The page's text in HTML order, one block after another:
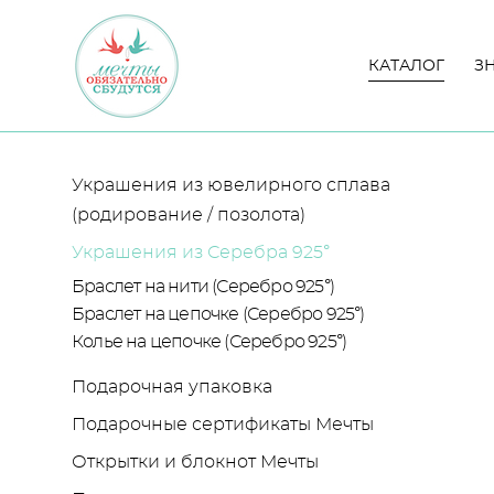
КАТАЛОГ
КАТАЛОГ
Украшения из ювелирного сплава
(родирование / позолота)
Украшения из Серебра 925°
Браслет на нити (Серебро 925°)
Браслет на цепочке (Серебро 925°)
Колье на цепочке (Серебро 925°)
Подарочная упаковка
Подарочные сертификаты Мечты
Открытки и блокнот Мечты